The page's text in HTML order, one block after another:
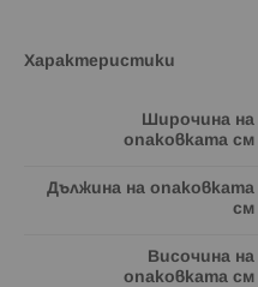
Характеристики
Широчина на
опаковката см
Дължина на опаковката
см
Височина на
опаковката см